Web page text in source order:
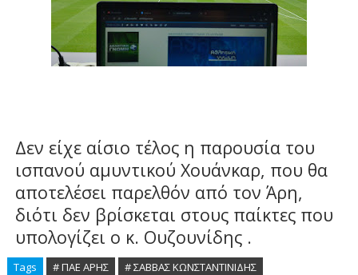
Δεν είχε αίσιο τέλος η παρουσία του
ισπανού αμυντικού Χουάνκαρ, που θα
αποτελέσει παρελθόν από τον Άρη,
διότι δεν βρίσκεται στους παίκτες που
υπολογίζει ο κ. Ουζουνίδης .
Tags # ΠΑΕ ΑΡΗΣ # ΣΑΒΒΑΣ ΚΩΝΣΤΑΝΤΙΝΙΔΗΣ